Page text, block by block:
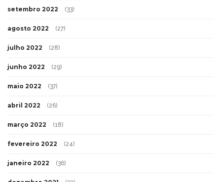
setembro 2022 (33)
agosto 2022 (27)
julho 2022 (28)
junho 2022 (29)
maio 2022 (37)
abril 2022 (26)
março 2022 (18)
fevereiro 2022 (24)
janeiro 2022 (36)